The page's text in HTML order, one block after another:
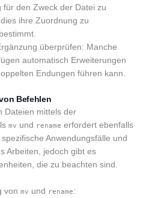
für den Zweck der Datei zu
ihre Zuordnung zu
überprüfen: Manche
automatisch Erweiterungen
Endungen führen kann.
Befehlen
Dateien mittels der
mv und rename erfordert ebenfalls
Anwendungsfälle und
Arbeiten, jedoch gibt es
die zu beachten sind.
von mv und rename: